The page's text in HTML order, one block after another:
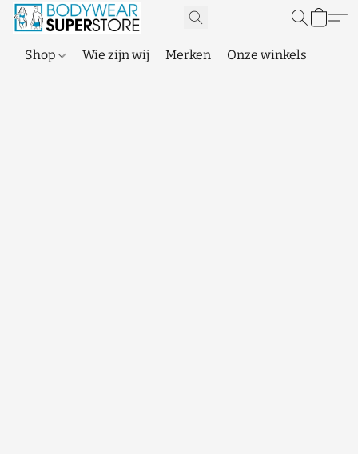
Shop Wie zijn wij Merken Onze winkels